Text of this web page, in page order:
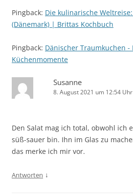
Pingback: Die kulinarische
(Dänemark) | Brittas Kochbuch
Pingback: Dänischer Traumkuchen -
Küchenmomente
Susanne
8. August 2021 um 12:54 Uhr
Den Salat mag ich total, obwohl ich
süß-sauer bin. Ihn im Glas zu
das merke ich mir vor.
Antworten ↓